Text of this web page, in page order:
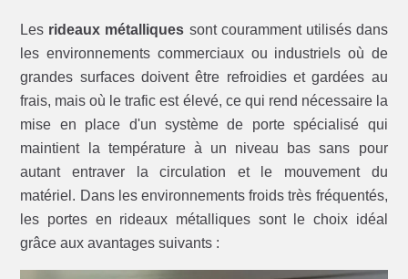
Les rideaux métalliques sont couramment utilisés dans
les environnements commerciaux ou industriels où de
grandes surfaces doivent être refroidies et gardées au
frais, mais où le trafic est élevé, ce qui rend nécessaire la
mise en place d'un système de porte spécialisé qui
maintient la température à un niveau bas sans pour
autant entraver la circulation et le mouvement du
matériel. Dans les environnements froids très fréquentés,
les portes en rideaux métalliques sont le choix idéal
grâce aux avantages suivants :